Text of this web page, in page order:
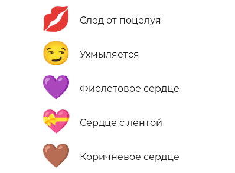
💋 След от поцелуя
😏 Ухмыляется
💜 Фиолетовое сердце
💝 Сердце с лентой
🤎 Коричневое сердце